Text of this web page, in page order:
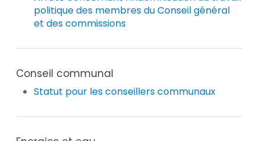
politique des membres du Conseil général
et des commissions
Conseil communal
Statut pour les conseillers communaux